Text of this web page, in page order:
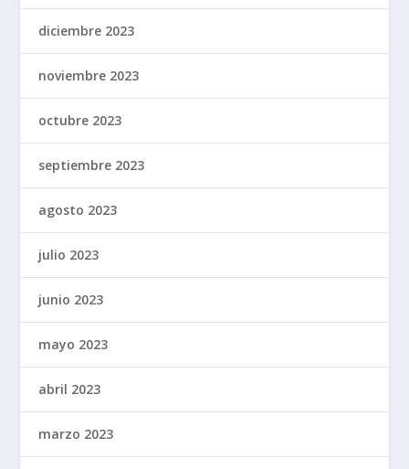
diciembre 2023
noviembre 2023
octubre 2023
septiembre 2023
agosto 2023
julio 2023
junio 2023
mayo 2023
abril 2023
marzo 2023